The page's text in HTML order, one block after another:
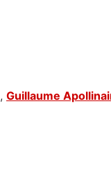
, Guillaume